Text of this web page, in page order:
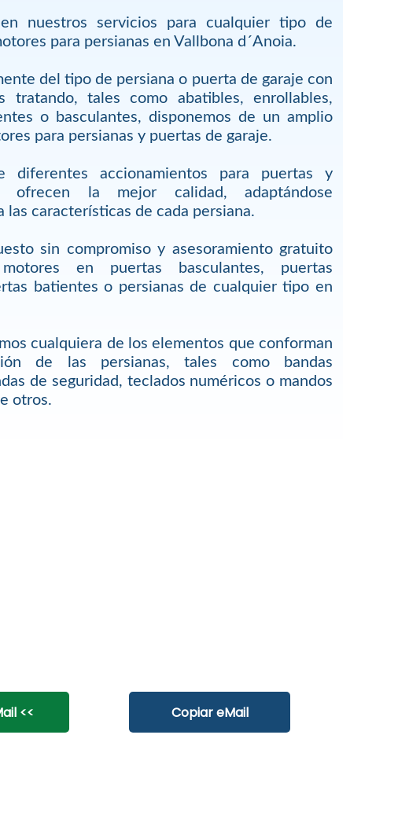
nuestros servicios para cualquier tipo de
para persianas en Vallbona d´Anoia.
del tipo de persiana o puerta de garaje con
tratando, tales como abatibles, enrollables,
o basculantes, disponemos de un amplio
para persianas y puertas de garaje.
diferentes accionamientos para puertas y
ofrecen la mejor calidad, adaptándose
las características de cada persiana.
sin compromiso y asesoramiento gratuito
en puertas basculantes, puertas
batientes o persianas de cualquier tipo en
cualquiera de los elementos que conforman
de las persianas, tales como bandas
de seguridad, teclados numéricos o mandos
otros.
<< Copiar eMail